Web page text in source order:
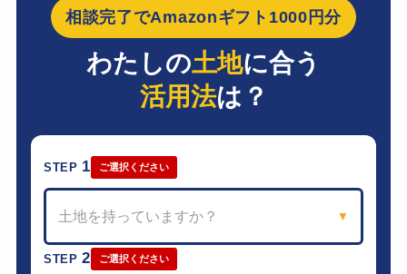
相談完了でAmazonギフト1000円分
わたしの土地に合う
活用法は？
STEP 1 ご選択ください
土地を持っていますか？ ▼
STEP2 ご選択ください